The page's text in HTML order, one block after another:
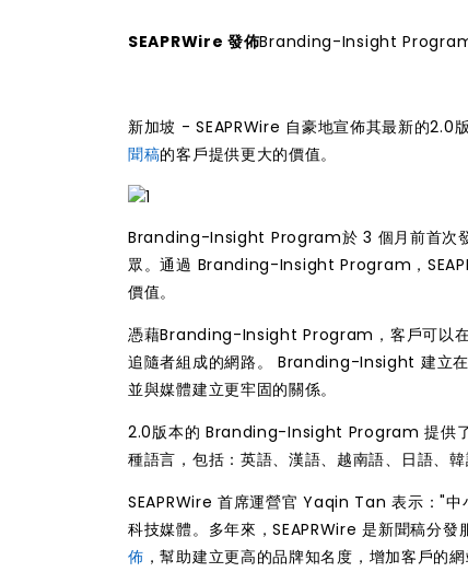
SEAPRWire 發佈Branding-Insight
新加坡 - SEAPRWire 自豪地宣佈其最新的
聞稿的客戶提供更大的價值。
Branding-Insight Program於 3 個月前首次
眾。通過 Branding-Insight Program，
價值。
憑藉Branding-Insight Program，客戶可以在
追隨者組成的網路。 Branding-Insight 建立在
並與媒體建立更牢固的關係。
2.0版本的 Branding-Insight Program 提供了
種語言，包括：英語、漢語、越南語、日語、
SEAPRWire 首席運營官 Yaqin Tan 表示："中
科技媒體。多年來，SEAPRWire 是新聞稿分
佈 ，幫助建立更高的品牌知名度，增加客戶的